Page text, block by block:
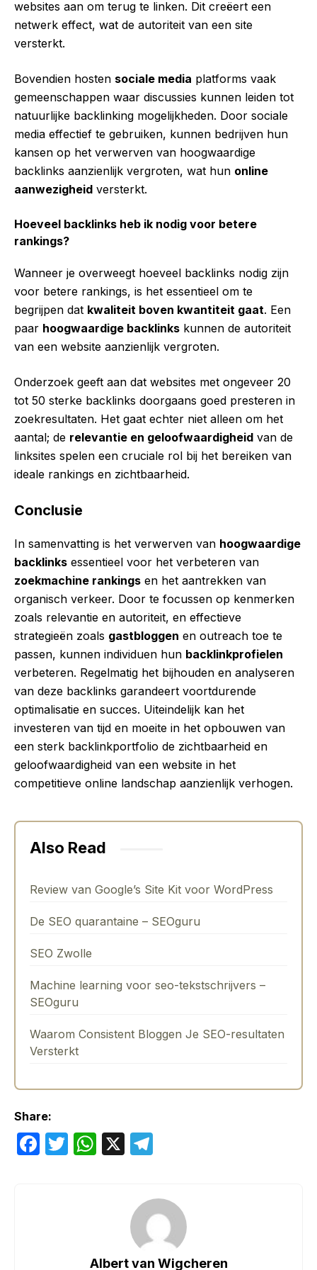
websites aan om terug te linken. Dit creëert een
netwerk effect, wat de autoriteit van een site
versterkt.
Bovendien hosten sociale media platforms vaak
gemeenschappen waar discussies kunnen leiden tot
natuurlijke backlinking mogelijkheden. Door sociale
media effectief te gebruiken, kunnen bedrijven hun
kansen op het verwerven van hoogwaardige
backlinks aanzienlijk vergroten, wat hun online
aanwezigheid versterkt.
Hoeveel backlinks heb ik nodig voor betere
rankings?
Wanneer je overweegt hoeveel backlinks nodig zijn
voor betere rankings, is het essentieel om te
begrijpen dat kwaliteit boven kwantiteit gaat. Een
paar hoogwaardige backlinks kunnen de autoriteit
van een website aanzienlijk vergroten.
Onderzoek geeft aan dat websites met ongeveer 20
tot 50 sterke backlinks doorgaans goed presteren in
zoekresultaten. Het gaat echter niet alleen om het
aantal; de relevantie en geloofwaardigheid van de
linksites spelen een cruciale rol bij het bereiken van
ideale rankings en zichtbaarheid.
Conclusie
In samenvatting is het verwerven van hoogwaardige
backlinks essentieel voor het verbeteren van
zoekmachine rankings en het aantrekken van
organisch verkeer. Door te focussen op kenmerken
zoals relevantie en autoriteit, en effectieve
strategieën zoals gastbloggen en outreach toe te
passen, kunnen individuen hun backlinkprofielen
verbeteren. Regelmatig het bijhouden en analyseren
van deze backlinks garandeert voortdurende
optimalisatie en succes. Uiteindelijk kan het
investeren van tijd en moeite in het opbouwen van
een sterk backlinkportfolio de zichtbaarheid en
geloofwaardigheid van een website in het
competitieve online landschap aanzienlijk verhogen.
Also Read
Review van Google’s Site Kit voor WordPress
De SEO quarantaine – SEOguru
SEO Zwolle
Machine learning voor seo-tekstschrijvers –
SEOguru
Waarom Consistent Bloggen Je SEO-resultaten
Versterkt
Share:
F
T
W
p
X
gr
a
m
Albert van Wigcheren